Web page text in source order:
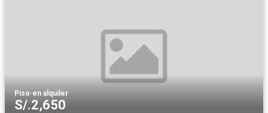
Piso·en alquiler
S/.2,650